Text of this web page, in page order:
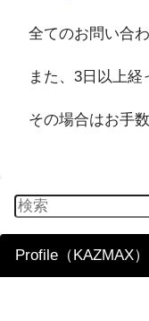
全てのお問い合
また、3日以上
その場合はお手
Profile（KAZMAX）